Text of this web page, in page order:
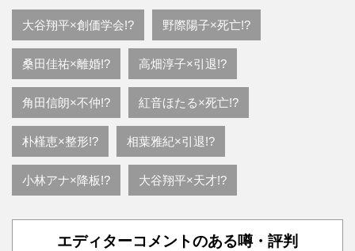
大谷翔平×創価学会!? 野際陽子×死亡!?
桑田佳祐×離婚!? 高畑淳子×引退!?
角田信朗×不仲!? 紅音ほたる×死亡!?
朴槿恵×整形!? 相葉雅紀×引退!?
小林アナ×降板!? 大谷翔平×天才!?
エディターコメントのある噂・評判